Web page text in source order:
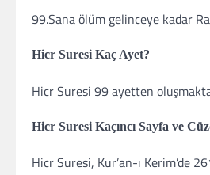
99.Sana ölüm gelinceye kadar
Hicr Suresi Kaç Ayet?
Hicr Suresi 99 ayetten
Hicr Suresi Kaçıncı Sayfa ve
Hicr Suresi, Kur’an-ı Kerim’de